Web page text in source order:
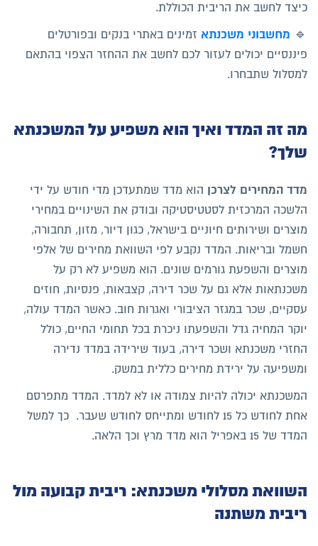
כיצד לחשב את הריבית הכוללת.
🔹 מחשבוני משכנתא זמינים באתרי בנקים ובפורטלים
פיננסיים יכולים לעזור לכם לחשב את ההחזר הצפוי בהתאם
למסלול שתבחרו.
מה זה המדד ואיך הוא משפיע על המשכנתא
שלך?
מדד המחירים לצרכן הוא מדד שמתעדכן מדי חודש על ידי
הלשכה המרכזית לסטטיסטיקה ובודק את השינויים במחירי
מוצרים ושירותים חיוניים בישראל, כגון דיור, מזון, תחבורה,
חשמל ובריאות. המדד נקבע לפי השוואת מחירים של אלפי
מוצרים והשפעת גורמים שונים. הוא משפיע לא רק על
משכנתאות אלא גם על שכר דירה, קצבאות, פנסיות, חוזים
עסקיים, שכר במגזר הציבורי ואגרות חוב. כאשר המדד עולה,
יוקר המחיה גדל והשפעתו ניכרת בכל תחומי החיים, כולל
החזרי משכנתא ושכר דירה, בעוד שירידה במדד נדירה
ומשפיעה על ירידת מחירים כללית במשק.
המשכנתא יכולה להיות צמודה או לא למדד. המדד מתפרסם
אחת לחודש כל 15 לחודש ומתייחס לחודש שעבר. כך למשל
המדד של 15 באפריל הוא מדד מרץ וכך הלאה.
השוואת מסלולי משכנתא: ריבית קבועה מול
ריבית משתנה